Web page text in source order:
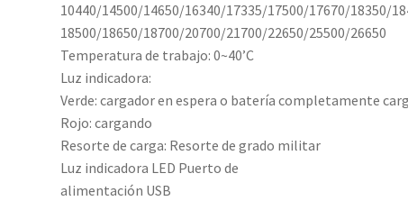
10440/14500/14650/16340/17335/17500/17670/18350/
18500/18650/18700/20700/21700/22650/25500/26650
Temperatura de trabajo: 0~40’C
Luz indicadora:
Verde: cargador en espera o batería completamente
Rojo: cargando
Resorte de carga: Resorte de grado militar
Luz indicadora LED Puerto de
alimentación USB